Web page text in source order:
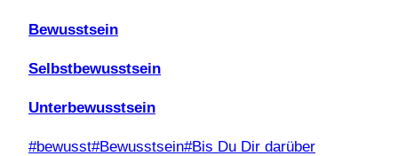
Bewusstsein
Selbstbewusstsein
Unterbewusstsein
Schlagworte:
#bewusst#Bewusstsein#Bis Du Dir darüber